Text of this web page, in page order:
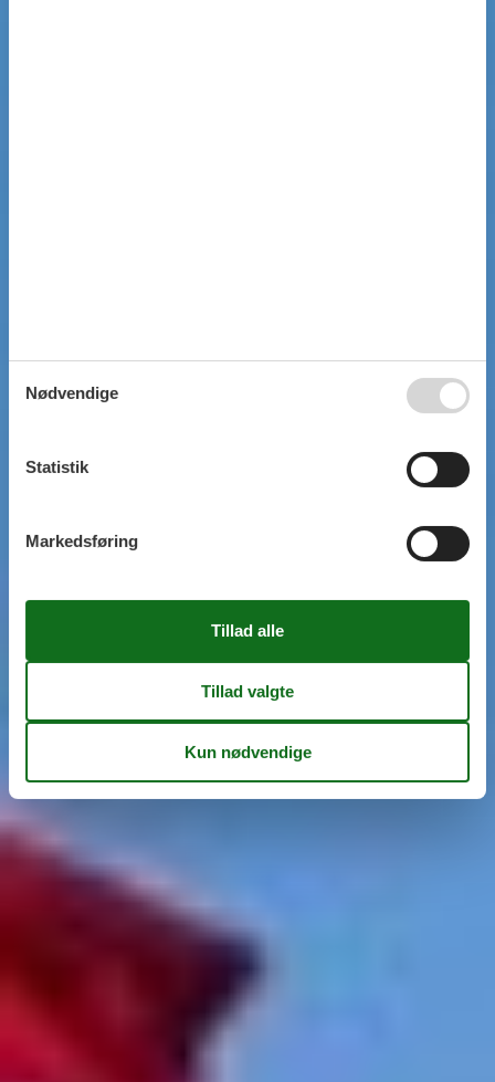
Nødvendige
Statistik
Markedsføring